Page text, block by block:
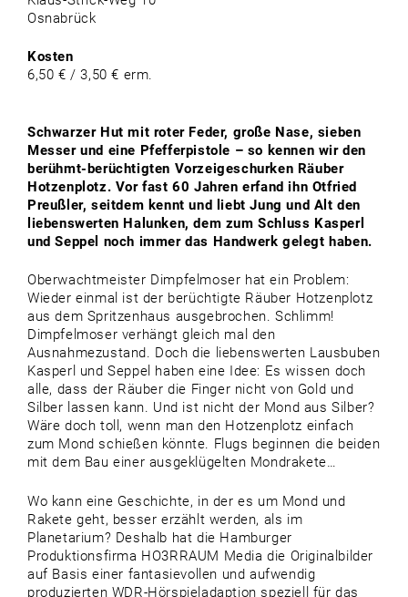
Osnabrück
Kosten
6,50 € / 3,50 € erm.
Schwarzer Hut mit roter Feder, große Nase, sieben
Messer und eine Pfefferpistole – so kennen wir den
berühmt-berüchtigten Vorzeigeschurken Räuber
Hotzenplotz. Vor fast 60 Jahren erfand ihn Otfried
Preußler, seitdem kennt und liebt Jung und Alt den
liebenswerten Halunken, dem zum Schluss Kasperl
und Seppel noch immer das Handwerk gelegt haben.
Oberwachtmeister Dimpfelmoser hat ein Problem:
Wieder einmal ist der berüchtigte Räuber Hotzenplotz
aus dem Spritzenhaus ausgebrochen. Schlimm!
Dimpfelmoser verhängt gleich mal den
Ausnahmezustand. Doch die liebenswerten Lausbuben
Kasperl und Seppel haben eine Idee: Es wissen doch
alle, dass der Räuber die Finger nicht von Gold und
Silber lassen kann. Und ist nicht der Mond aus Silber?
Wäre doch toll, wenn man den Hotzenplotz einfach
zum Mond schießen könnte. Flugs beginnen die beiden
mit dem Bau einer ausgeklügelten Mondrakete…
Wo kann eine Geschichte, in der es um Mond und
Rakete geht, besser erzählt werden, als im
Planetarium? Deshalb hat die Hamburger
Produktionsfirma HO3RRAUM Media die Originalbilder
auf Basis einer fantasievollen und aufwendig
produzierten WDR-Hörspieladaption speziell für das